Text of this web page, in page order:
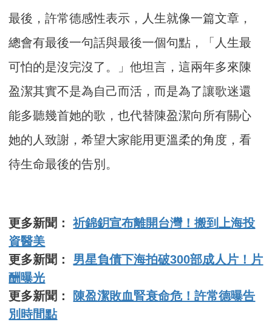
最後，許常德感性表示，人生就像一篇文章，
總會有最後一句話與最後一個句點，「人生最
可怕的是沒完沒了。」他坦言，這兩年多來陳
盈潔其實不是為自己而活，而是為了讓歌迷還
能多聽幾首她的歌，也代替陳盈潔向所有關心
她的人致謝，希望大家能用更溫柔的角度，看
待生命最後的告別。
更多新聞：祈錦鈅宣布離開台灣！搬到上海投
資醫美
更多新聞： 男星負債下海拍破300部成人片！片
酬曝光
更多新聞：
陳盈潔敗血腎衰命危！許常德曝告
別時間點